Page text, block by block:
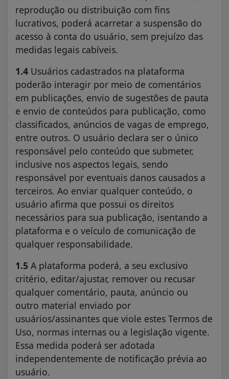
reprodução ou distribuição com fins
lucrativos, poderá acarretar a suspensão do
acesso à conta do usuário, sem prejuízo das
medidas legais cabíveis.
1.4 Usuários cadastrados na plataforma
poderão interagir por meio de comentários
em publicações, envio de sugestões de pauta
e envio de conteúdos para publicação, como
classificados, anúncios de vagas de emprego,
entre outros. O usuário declara ser o único
responsável pelo conteúdo que submeter,
inclusive nos aspectos legais, sendo
responsável por eventuais danos causados a
terceiros. Ao enviar qualquer conteúdo, o
usuário afirma que possui os direitos
necessários para sua publicação, isentando a
plataforma e o veículo de comunicação de
qualquer responsabilidade.
1.5 A plataforma poderá, a seu exclusivo
critério, editar/ajustar, remover ou recusar
qualquer comentário, pauta, anúncio ou
outro material enviado por
usuários/assinantes que viole estes Termos de
Uso, normas internas ou a legislação vigente.
Essa medida poderá ser adotada
independentemente de notificação prévia ao
usuário.